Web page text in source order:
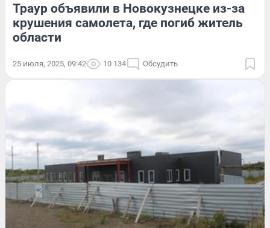
Траур объявили в Новокузнецке из-за
крушения самолета, где погиб житель
области
25 июля, 2025, 09:42 10 134 Обсудить